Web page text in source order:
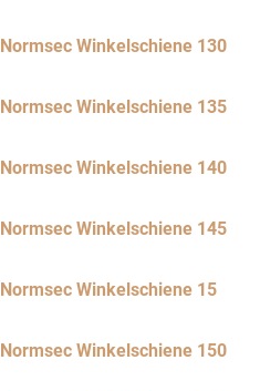
Normsec Winkelschiene 130
Normsec Winkelschiene 135
Normsec Winkelschiene 140
Normsec Winkelschiene 145
Normsec Winkelschiene 15
Normsec Winkelschiene 150